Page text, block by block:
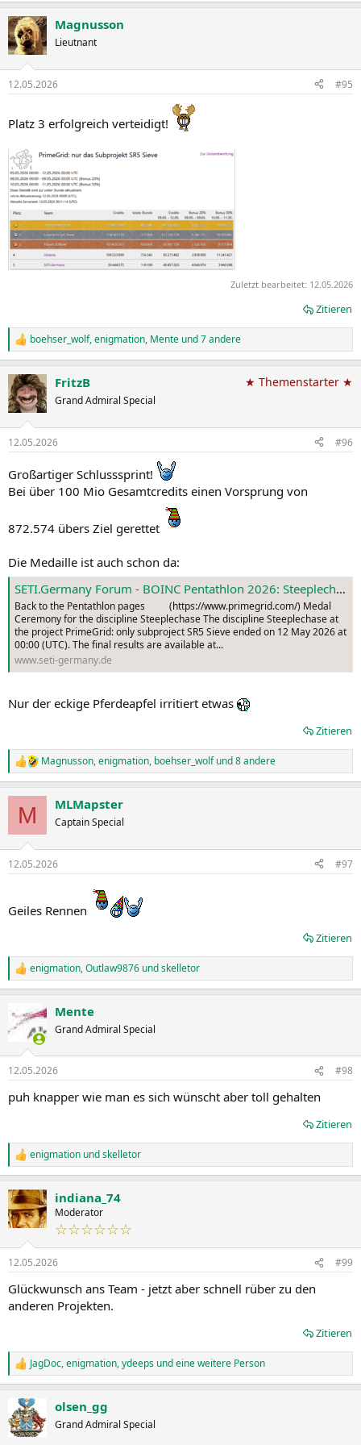
k
t
i
e
Magnusson
Lieutnant
12.05.2026 #95
Platz 3 erfolgreich verteidigt!
Zuletzt bearbeitet: 12.05.2026
Zitieren
R
e
k
t
i
e
:
boehser_wolf,enigmation, Mente und 7 andere
FritzB
Grand Admiral Special
★ Themenstarter ★
12.05.2026 #96
Großartiger Schlusssprint!
Bei über 100 Mio Gesamtcredits einen Vorsprung von
872.574 übers Ziel gerettet
Die Medaille ist auch schon da:
SETI.Germany Forum - BOINC Pentathlon 2026: Steeplechase Medal Ceremony
Back to the Pentathlon pages (https://www.primegrid.com/) Medal
Ceremony for the discipline Steeplechase The discipline Steeplechase at
the project PrimeGrid: only subproject SR5 Sieve ended on 12 May 2026 at
00:00 (UTC). The final results are available at...
www.seti-germany.de
Nur der eckige Pferdeapfel irritiert etwas
Zitieren
R
e
e
Magnusson,enigmation, boehser_wolfund 8 andere
M MLMapster
Captain Special
12.05.2026 #97
Geiles Rennen
Zitieren
R
e
k
t
e
:
enigmation,Outlaw9876 undskelletor
Mente
Grand Admiral Special
12.05.2026 #98
puh knapper wie man es sich wünscht aber toll gehalten
Zitieren
R
e
k
t
i
n
e
n
:
enigmation undskelletor
indiana_74
Moderator
☆☆☆☆☆☆
12.05.2026 #99
Glückwunsch ans Team - jetzt aber schnell rüber zu den
anderen Projekten.
Zitieren
R
e
k
t
i
JagDoc,enigmation,ydeeps und eine weitere Person
olsen_gg
Grand Admiral Special